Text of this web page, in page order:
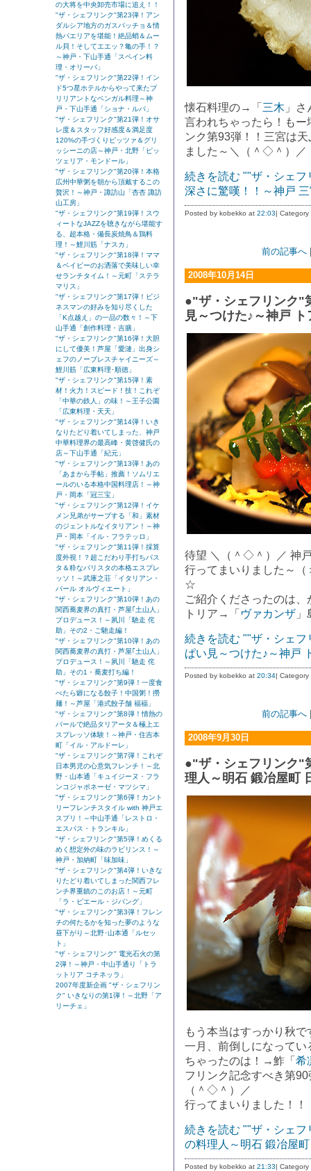
の大将を中央卸売市場に追え！！
"ザ・シェフリンク"第23弾！アン
ダルシア地方のガスパッチョ＆情
熱パエリアを堪能！絶品蛸＆ムー
ル貝！そしてエエッ？亀の手！？
～神戸・下山手通「スペイン料
理・オリーバ」
"ザ・シェフリンク"第22弾！イン
ド5つ星ホテルからやって来たブ
リリアントなベンガル料理～神
戸・下山手通「ショナ・ルパ」
"ザ・シェフリンク"第21弾！オサ
レ度＆スタッフ好感度＆満足度
120%の手づくりピッツァ＆グリ
ッシーニの店～神戸・北野「ピッ
ツェリア・モンドール」
"ザ・シェフリンク"第20弾！本格
広州中華粥を朝から頂戴するこの
贅沢！～神戸・諏訪山「杏杏 諏訪
山工房」
"ザ・シェフリンク"第19弾！スウ
ィートなJAZZを聴きながら堪能す
る、超本格・備長炭焼鳥＆鶏料
理！～鯉川筋「ナスカ」
"ザ・シェフリンク"第18弾！ママ
＆ベイビーのお洒落で美味しい幸
せランチタイム！～元町「ステラ
マリス」
"ザ・シェフリンク"第17弾！ビジ
ネスマンの好みを知り尽くした
「K点越え」の一品の数々！～下
山手通「創作料理・吉膳」
"ザ・シェフリンク"第16弾！大胆
にして優美！芦屋「愛漣」出身シ
ェフのノーブレスチャイニーズ～
鯉川筋「広東料理･順徳」
"ザ・シェフリンク"第15弾！素
材！火力！スピード！技！これぞ
「中華の鉄人」の味！～王子公園
「広東料理・天天」
"ザ・シェフリンク"第14弾！いき
なりたどり着いてしまった、神戸
中華料理界の最高峰・黄啓健氏の
店～下山手通「紀元」
"ザ・シェフリンク"第13弾！あの
「あまから手帖」推薦！ソムリエ
ールのいる本格中国料理店！～神
戸・岡本「冠三宝」
"ザ・シェフリンク"第12弾！イケ
メン兄弟がサーブする「和」素材
のジェントルなイタリアン！～神
戸・岡本「イル・フラテッロ」
"ザ・シェフリンク"第11弾！採算
度外視！？超こだわり手打ちパス
タ＆粋なバリスタの本格エスプレ
ッソ！～武庫之荘「イタリアン・
バール オルヴィエート」
"ザ・シェフリンク"第10弾！あの
関西蕎麦界の真打・芦屋｢土山人」
プロデュース！～夙川「馳走 侘
助」その2・ご馳走編！
"ザ・シェフリンク"第10弾！あの
関西蕎麦界の真打・芦屋｢土山人」
プロデュース！～夙川「馳走 侘
助」その1・蕎麦打ち編！
"ザ・シェフリンク"第9弾！一度食
べたら癖になる餃子！中国粥！撈
麺！～芦屋「港式餃子舗 福福」
"ザ・シェフリンク"第8弾！情熱の
バールで絶品タリアータ＆極上エ
スプレッソ体験！～神戸・住吉本
町「イル・アルドーレ」
"ザ・シェフリンク"第7弾！これぞ
日本男児の心意気フレンチ！～北
野・山本通「キュイジーヌ・フラ
ンコジャポネーゼ・マツシマ」
"ザ・シェフリンク"第6弾！カント
リーフレンチスタイル with 神戸エ
スプリ！～中山手通「レストロ・
エスパス・トランキル」
"ザ・シェフリンク"第5弾！めくる
めく想定外の味のラビリンス！～
神戸・加納町「味加味」
"ザ・シェフリンク"第4弾！いきな
りたどり着いてしまった関西フレ
ンチ界重鎮のこのお店！～元町
「ラ・ピエール・ジパング」
"ザ・シェフリンク"第3弾！フレン
チの何たるかを知った夢のような
昼下がり～北野･山本通「ルセッ
ト」
"ザ・シェフリンク" 電光石火の第
2弾！～神戸・中山手通り「トラ
ットリア コチネッラ」
2007年度新企画 "ザ・シェフリン
ク" いきなりの第1弾！～北野「ア
リーチェ」
懐石料理の→「 三木 」
言われちゃったら！も
ンク第93弾！！三宮は
ました～＼（＾◇＾）／
続きを読む ""ザ・シェ
深さに驚嘆！！～神戸
Posted by kobekko at 22:03|
前の記事へ
2008年10月14日
●"ザ・シェフリンク"
見～つけた♪～神戸
待望 ＼（＾◇＾）／ 神
行ってまいりました～
☆
ご紹介くださったのは
トリア→「 ヴァカンザ
続きを読む ""ザ・シェ
ぱい見～つけた♪～神戸
Posted by kobekko at 20:34|
前の記事へ
2008年9月30日
●"ザ・シェフリンク"
理人～明石 鍛冶屋町
もう本当はすっかり秋
一月、前倒しになって
ちゃったのは！→鮓「 希
フリンク記念すべき第
（＾◇＾）／
行ってまいりました！！
続きを読む ""ザ・シェ
の料理人～明石 鍛冶屋
Posted by kobekko at 21:33|